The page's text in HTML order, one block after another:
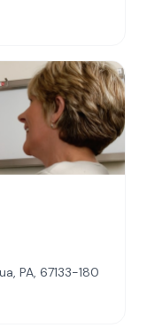
PA, 67133-180